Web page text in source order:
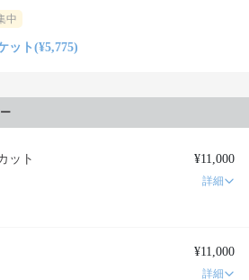
中
ット(¥5,775)
ット ¥11,000
詳細
¥11,000
詳細